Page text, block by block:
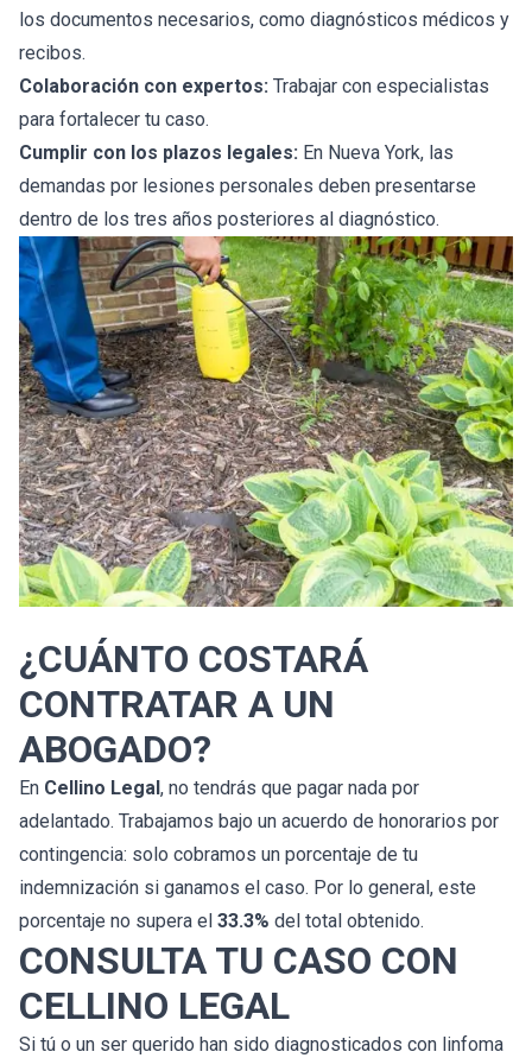
los documentos necesarios, como diagnósticos médicos y
recibos.
Colaboración con expertos: Trabajar con especialistas
para fortalecer tu caso.
Cumplir con los plazos legales: En Nueva York, las
demandas por lesiones personales deben presentarse
dentro de los tres años posteriores al diagnóstico.
¿CUÁNTO COSTARÁ
CONTRATAR A UN
ABOGADO?
En Cellino Legal , no tendrás que pagar nada por
adelantado. Trabajamos bajo un acuerdo de honorarios por
contingencia: solo cobramos un porcentaje de tu
indemnización si ganamos el caso. Por lo general, este
porcentaje no supera el 33.3% del total obtenido.
CONSULTA TU CASO CON
CELLINO LEGAL
Si tú o un ser querido han sido diagnosticados con linfoma